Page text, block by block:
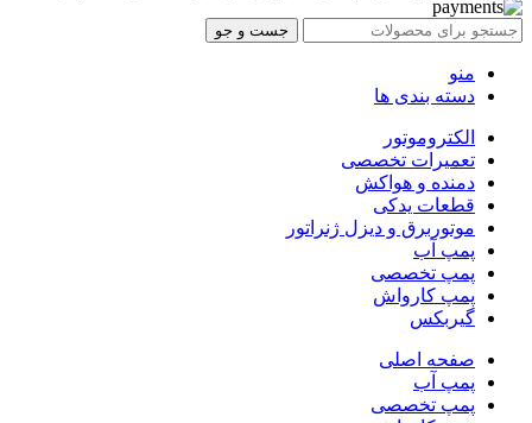
جست و جو
منو
دسته بندی ها
الکتروموتور
تعمیرات تخصصی
دمنده و هواکش
قطعات یدکی
موتوربرق و دیزل ژنراتور
پمپ آب
پمپ تخصصی
پمپ کارواش
گیربکس
صفحه اصلی
پمپ آب
پمپ تخصصی